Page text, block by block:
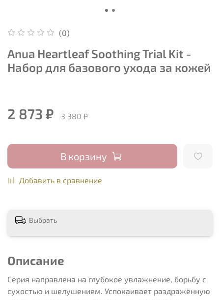
(0)
Anua Heartleaf Soothing Trial Kit -
Набор для базового ухода за кожей
2 873 ₽ 3 380 ₽
В корзину
Добавить в сравнение
Выбрать
Описание
Серия направлена на глубокое увлажнение, борьбу с
сухостью и шелушением. Успокаивает раздражённую